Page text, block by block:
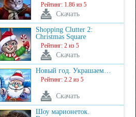
Рейтинг: 1.86 из 5
Скачать
Shopping Clutter 2:
Christmas Square
Рейтинг: 2 из 5
Скачать
Новый год. Украшаем…
Рейтинг: 2.2 из 5
Скачать
Шоу марионеток.